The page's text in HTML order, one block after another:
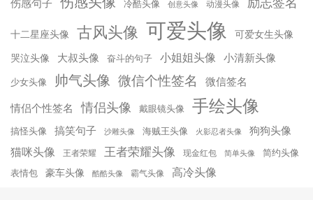
伤感句子 冷酷头像 创意头像 动漫头像
十二星座头像 古风头像 可爱头像 可爱女生头像
哭泣头像 大叔头像 奋斗的句子 小姐姐头像 小清新头像
少女头像 帅气头像 微信个性签名 微信签名
情侣个性签名 情侣头像 戴眼镜头像 手绘头像
搞怪头像 搞笑句子 沙雕头像 海贼王头像 火影忍者头像 狗狗头像
猫咪头像 王者荣耀 王者荣耀头像 现金红包 简单头像 简约头像
表情包 豪车头像 酷酷头像 霸气头像 高冷头像